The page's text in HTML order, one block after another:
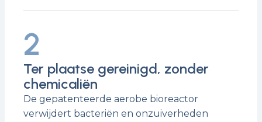
2
Ter plaatse gereinigd, zonder
chemicaliën
De gepatenteerde aerobe bioreactor
verwijdert bacteriën en onzuiverheden